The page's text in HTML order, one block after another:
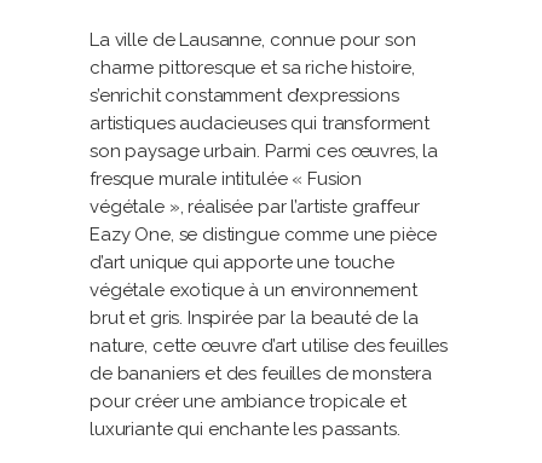
La ville de Lausanne, connue pour son
charme pittoresque et sa riche histoire,
s’enrichit constamment d’expressions
artistiques audacieuses qui transforment
son paysage urbain. Parmi ces œuvres, la
fresque murale intitulée « Fusion
végétale », réalisée par l’artiste graffeur
Eazy One, se distingue comme une pièce
d’art unique qui apporte une touche
végétale exotique à un environnement
brut et gris. Inspirée par la beauté de la
nature, cette œuvre d’art utilise des feuilles
de bananiers et des feuilles de monstera
pour créer une ambiance tropicale et
luxuriante qui enchante les passants.